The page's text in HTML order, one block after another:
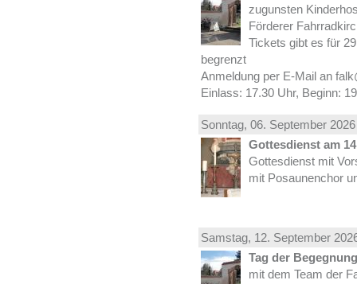
zugunsten
Förderer
Tickets gibt es für
begrenzt
Anmeldung per E-Mail an
Einlass: 17.30 Uhr, Beginn:
Sonntag, 06. September
Gottesdienst am
Gottesdienst mit
mit Posaunenchor
Samstag, 12. September
Tag der
mit dem Team der